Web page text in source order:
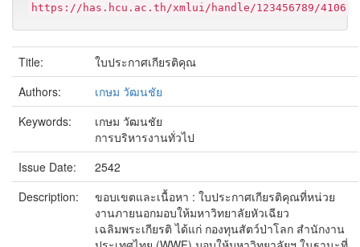
https://has.hcu.ac.th/xmlui/handle/123456789/4106
Title:
ใบประกาศเกียรติคุณ
Authors:
เกษม วัฒนชัย
Keywords:
เกษม วัฒนชัย
การบริหารงานทั่วไป
Issue Date:
2542
Description:
ขอบเขตและเนื้อหา : ใบประกาศเกียรติคุณที่หน่วย
งานภายนอกมอบให้มหาวิทยาลัยหัวเฉียว
เฉลิมพระเกียรติ ได้แก่ กองทุนสัตว์ป่าโลก สำนักงาน